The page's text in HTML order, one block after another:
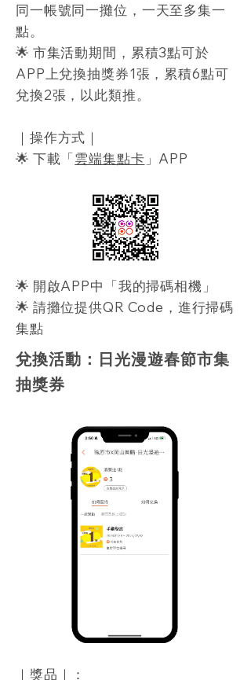
同一帳號同一攤位，一天至多集一
點。
🌟 市集活動期間，累積3點可於
APP上兌換抽獎券1張，累積6點可
兌換2張，以此類推。
｜操作方式｜
🌟 下載「雲端集點卡 」APP
🌟 開啟APP中「我的掃碼相機」
🌟 請攤位提供QR Code，進行掃碼
集點
兌換活動：日光漫遊春節市集
抽獎券
｜獎品｜：